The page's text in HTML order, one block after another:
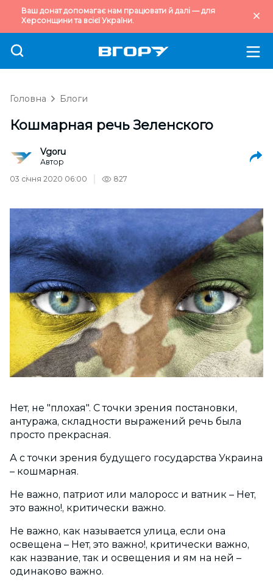
Ваш донат допомагає нам працювати й далі — для
Херсонщини та всієї України.
Головна Блоги
Кошмарная речь Зеленского
Vgoru
Автор
03 січня 2020 06:00
827
Нет, не "плохая". С точки зрения постановки,
антуража, складности выражений речь была
просто прекрасная.
А с точки зрения будущего государства Украина
– кошмарная.
Не важно, патриот или малоросс и ватник – Нет,
это важно!, критически важно.
Не важно, как называется улица, если она
освещена – Нет, это важно!, критически важно,
как название, так и освещения и ям на ней –
одинаково важно.